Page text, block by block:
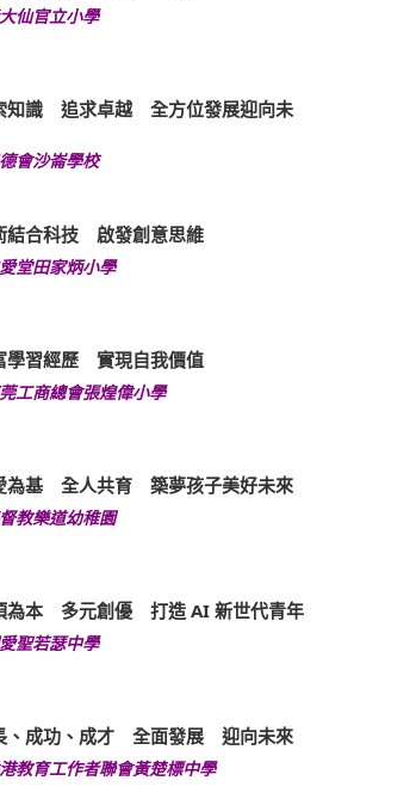
仙官立小學
知識 追求卓越 全方位發展迎向未
會沙崙學校
結合科技 啟發創意思維
堂田家炳小學
學習經歷 實現自我價值
工商總會張煌偉小學
為基 全人共育 築夢孩子美好未來
教樂道幼稚園
為本 多元創優 打造 AI 新世代青年
聖若瑟中學
、成功、成才 全面發展 迎向未來
教育工作者聯會黃楚標中學